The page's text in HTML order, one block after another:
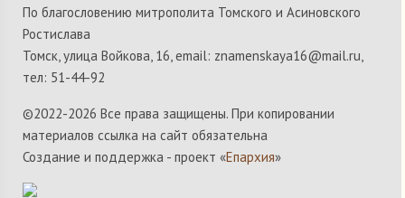
По благословению митрополита Томского и Асиновского
Ростислава
Томск, улица Войкова, 16, email: znamenskaya16@mail.ru,
тел: 51-44-92
©2022-2026 Все права защищены. При копировании
материалов ссылка на сайт обязательна
Создание и поддержка - проект «Епархия»